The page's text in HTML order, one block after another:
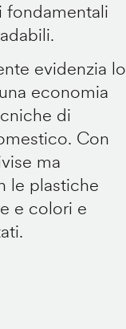
evidenzia lo
economia
di
Con
ma
le plastiche
e colori e